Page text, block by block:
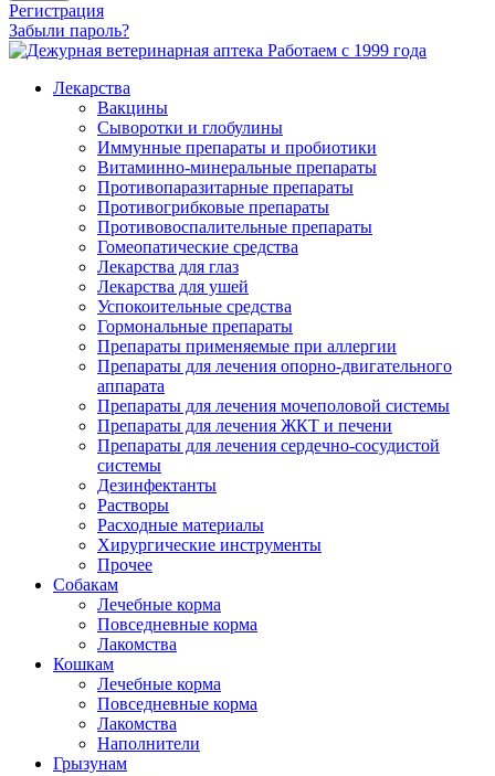
Регистрация
Забыли пароль?
Работаем с 1999 года
Лекарства
Вакцины
Сыворотки и глобулины
Иммунные препараты и пробиотики
Витаминно-минеральные препараты
Противопаразитарные препараты
Противогрибковые препараты
Противовоспалительные препараты
Гомеопатические средства
Лекарства для глаз
Лекарства для ушей
Успокоительные средства
Гормональные препараты
Препараты применяемые при аллергии
Препараты для лечения опорно-двигательного
аппарата
Препараты для лечения мочеполовой системы
Препараты для лечения ЖКТ и печени
Препараты для лечения сердечно-сосудистой
системы
Дезинфектанты
Растворы
Расходные материалы
Хирургические инструменты
Прочее
Собакам
Лечебные корма
Повседневные корма
Лакомства
Кошкам
Лечебные корма
Повседневные корма
Лакомства
Наполнители
Грызунам